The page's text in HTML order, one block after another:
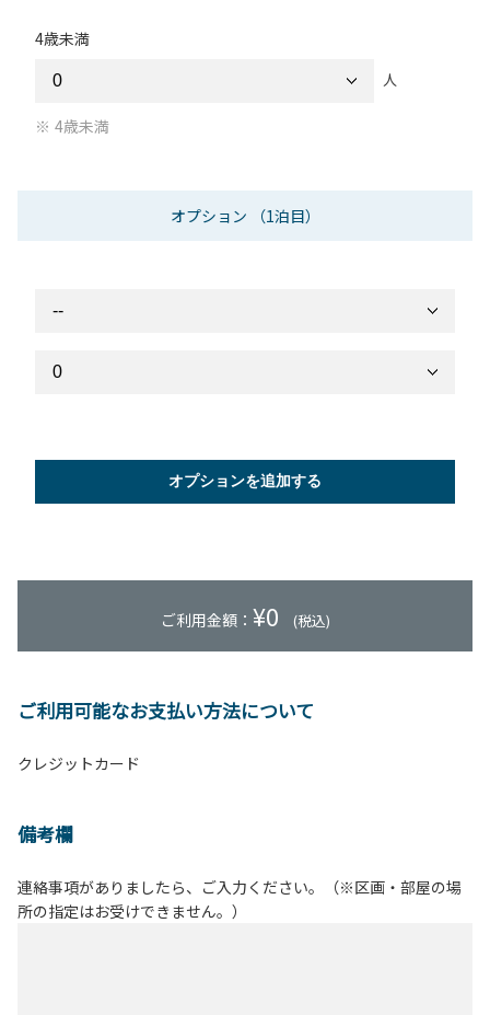
4歳未満
人
4歳未満
オプション （1泊目）
オプションを追加する
ご利用金額： ¥0 (税込)
ご利用可能なお支払い方法について
クレジットカード
備考欄
連絡事項がありましたら、ご入力ください。（※区画・部屋の場
所の指定はお受けできません。）